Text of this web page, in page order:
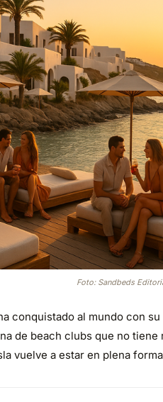
Foto: Sandbeds
conquistado al mundo con
de beach clubs que no
vuelve a estar en plena